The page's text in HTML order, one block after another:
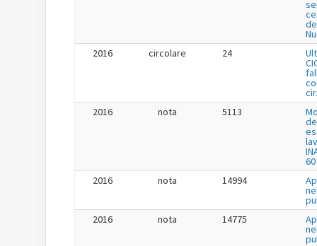
2016
circolare 24
2016
nota 5113
2016
nota 14994
2016
nota 14775